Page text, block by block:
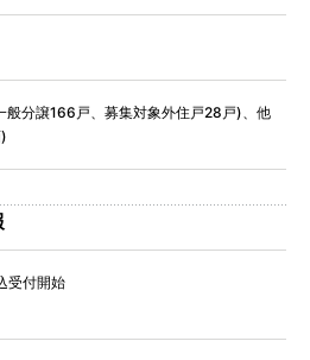
般分譲166戸、募集対象外住戸28戸)、他
受付開始